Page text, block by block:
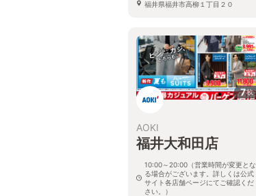
福井県福井市高柳１丁目２０
7枚
AOKI
福井大和田店
10:00～20:00（営業時間が変更とな
る場合がございます。詳しくは公式
サイト各店舗ページにてご確認くだ
さい。）